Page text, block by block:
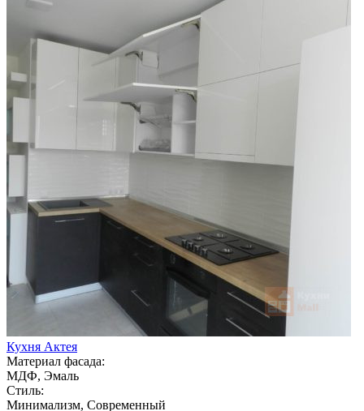
Кухня Актея
Материал фасада:
МДФ, Эмаль
Стиль:
Минимализм, Современный